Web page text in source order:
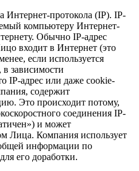
Интернет-протокола (IP). IP-
компьютеру Интернет-
Обычно IP-адрес
входит в Интернет (это
если используется
в зависимости
IP-адрес или даже cookie-
содержит
Это происходит потому,
соединения IP-
и может
Лица. Компания использует
информации по
его доработки.